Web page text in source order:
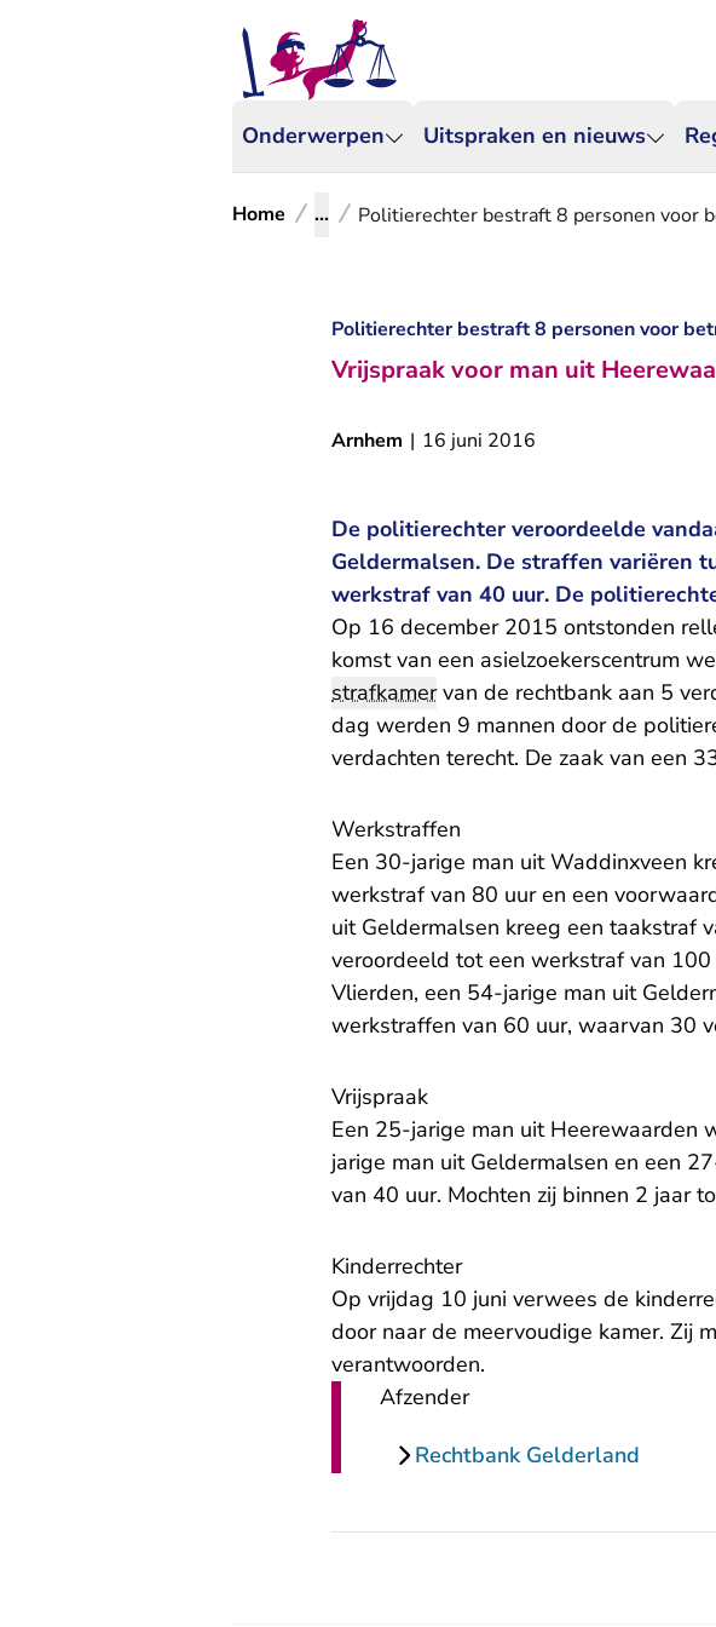
Onderwerpen Uitspraken en nieuws
Home ... Politierechter bestraft 8 personen voor
Politierechter bestraft 8 personen voor
Vrijspraak voor man uit
Arnhem | 16 juni 2016
De politierechter veroordeelde
Geldermalsen. De straffen variëren
werkstraf van 40 uur. De
Op 16 december 2015 ontstonden
komst van een asielzoekerscentrum
strafkamervan de rechtbank aan 5
dag werden 9 mannen doorde
verdachten terecht. De zaak van een
Werkstraffen
Een 30-jarige man uit Waddinxveen
werkstraf van 80 uur en een
uit Geldermalsen kreeg een taakstraf
veroordeeld tot een werkstraf van
Vlierden, een 54-jarige man uit
werkstraffen van 60 uur, waarvan 30
Vrijspraak
Een 25-jarige man uit Heerewaarden
jarige man uit Geldermalsen en een
van 40 uur. Mochten zij binnen 2 jaar
Kinderrechter
Op vrijdag 10 juni verwees de
door naar de meervoudige kamer. Zij
verantwoorden.
Afzender
Rechtbank Gelderland